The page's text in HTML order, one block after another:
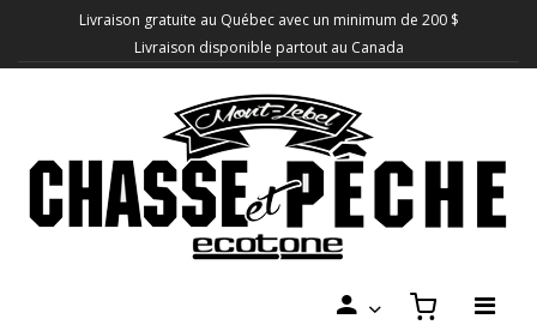
Livraison gratuite au Québec avec un minimum de 200 $
Livraison disponible partout au Canada